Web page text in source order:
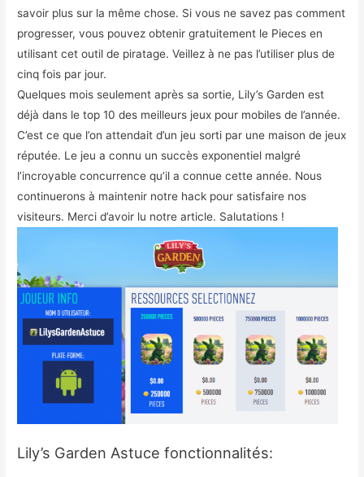
savoir plus sur la même chose. Si vous ne savez pas comment
progresser, vous pouvez obtenir gratuitement le Pieces en
utilisant cet outil de piratage. Veillez à ne pas l’utiliser plus de
cinq fois par jour.
Quelques mois seulement après sa sortie, Lily’s Garden est
déjà dans le top 10 des meilleurs jeux pour mobiles de l’année.
C’est ce que l’on attendait d’un jeu sorti par une maison de jeux
réputée. Le jeu a connu un succès exponentiel malgré
l’incroyable concurrence qu’il a connue cette année. Nous
continuerons à maintenir notre hack pour satisfaire nos
visiteurs. Merci d’avoir lu notre article. Salutations !
Lily’s Garden Astuce fonctionnalités: